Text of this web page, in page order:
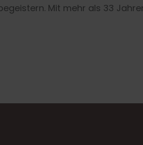
Mit mehr als 33